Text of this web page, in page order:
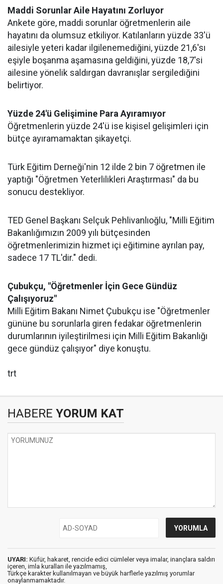
Maddi Sorunlar Aile Hayatını Zorluyor
Ankete göre, maddi sorunlar öğretmenlerin aile
hayatını da olumsuz etkiliyor. Katılanların yüzde 33'ü
ailesiyle yeteri kadar ilgilenemediğini, yüzde 21,6'sı
eşiyle boşanma aşamasına geldiğini, yüzde 18,7'si
ailesine yönelik saldırgan davranışlar sergilediğini
belirtiyor.
Yüzde 24'ü Gelişimine Para Ayıramıyor
Öğretmenlerin yüzde 24'ü ise kişisel gelişimleri için
bütçe ayıramamaktan şikayetçi.
Türk Eğitim Derneği'nin 12 ilde 2 bin 7 öğretmen ile
yaptığı "Öğretmen Yeterlilikleri Araştırması" da bu
sonucu destekliyor.
TED Genel Başkanı Selçuk Pehlivanlıoğlu, "Milli Eğitim
Bakanlığımızın 2009 yılı bütçesinden
öğretmenlerimizin hizmet içi eğitimine ayrılan pay,
sadece 17 TL'dir." dedi.
Çubukçu, "Öğretmenler İçin Gece Gündüz
Çalışıyoruz"
Milli Eğitim Bakanı Nimet Çubukçu ise "Öğretmenler
gününe bu sorunlarla giren fedakar öğretmenlerin
durumlarının iyileştirilmesi için Milli Eğitim Bakanlığı
gece gündüz çalışıyor" diye konuştu.
trt
HABERE YORUM KAT
UYARI: Küfür, hakaret, rencide edici cümleler veya imalar, inançlara saldırı
içeren, imla kuralları ile yazılmamış,
Türkçe karakter kullanılmayan ve büyük harflerle yazılmış yorumlar
onaylanmamaktadır.